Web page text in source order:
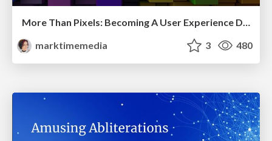
More Than Pixels: Becoming A User Experience Designer
marktimemedia
3 480